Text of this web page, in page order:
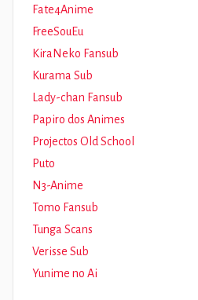
Fate4Anime
FreeSouEu
KiraNeko Fansub
Kurama Sub
Lady-chan Fansub
Papiro dos Animes
Projectos Old School
Puto
N3-Anime
Tomo Fansub
Tunga Scans
Verisse Sub
Yunime no Ai